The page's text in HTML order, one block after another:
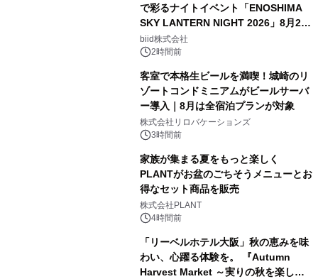
で彩るナイトイベント「ENOSHIMA
SKY LANTERN NIGHT 2026」8月22
日(土)振替開催＆受付スタート！
biid株式会社
2時間前
客室で本格生ビールを満喫！城崎のリ
ゾートコンドミニアムがビールサーバ
ー導入｜8月は全宿泊プランが対象
株式会社リロバケーションズ
3時間前
家族が集まる夏をもっと楽しく
PLANTがお盆のごちそうメニューとお
得なセット商品を販売
株式会社PLANT
4時間前
「リーベルホテル大阪」秋の恵みを味
わい、心躍る体験を。 『Autumn
Harvest Market ～実りの秋を楽しむ